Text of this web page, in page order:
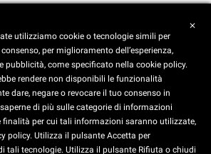
Cookies
- Corso Francia, 18 - 10093 Collegno (TO) -
close
utilizziamo cookie o tecnologie simili per
per miglioramento dell’esperienza,
pubblicità, come specificato nella cookie policy.
rendere non disponibili le funzionalità
dare, negare o revocare il tuo consenso in
di più sulle categorie di informazioni
finalità per cui tali informazioni saranno utilizzate,
policy. Utilizza il pulsante Accetta per
tali tecnologie. Utilizza il pulsante Rifiuta o chiudi